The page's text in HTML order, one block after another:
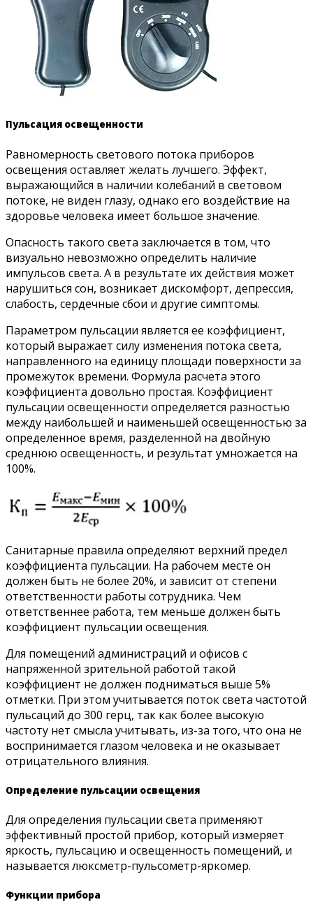
Пульсация освещенности
Равномерность светового потока приборов
освещения оставляет желать лучшего. Эффект,
выражающийся в наличии колебаний в световом
потоке, не виден глазу, однако его воздействие на
здоровье человека имеет большое значение.
Опасность такого света заключается в том, что
визуально невозможно определить наличие
импульсов света. А в результате их действия может
нарушиться сон, возникает дискомфорт, депрессия,
слабость, сердечные сбои и другие симптомы.
Параметром пульсации является ее коэффициент,
который выражает силу изменения потока света,
направленного на единицу площади поверхности за
промежуток времени. Формула расчета этого
коэффициента довольно простая. Коэффициент
пульсации освещенности определяется разностью
между наибольшей и наименьшей освещенностью за
определенное время, разделенной на двойную
среднюю освещенность, и результат умножается на
100%.
Санитарные правила определяют верхний предел
коэффициента пульсации. На рабочем месте он
должен быть не более 20%, и зависит от степени
ответственности работы сотрудника. Чем
ответственнее работа, тем меньше должен быть
коэффициент пульсации освещения.
Для помещений администраций и офисов с
напряженной зрительной работой такой
коэффициент не должен подниматься выше 5%
отметки. При этом учитывается поток света частотой
пульсаций до 300 герц, так как более высокую
частоту нет смысла учитывать, из-за того, что она не
воспринимается глазом человека и не оказывает
отрицательного влияния.
Определение пульсации освещения
Для определения пульсации света применяют
эффективный простой прибор, который измеряет
яркость, пульсацию и освещенность помещений, и
называется люксметр-пульсометр-яркомер.
Функции прибора